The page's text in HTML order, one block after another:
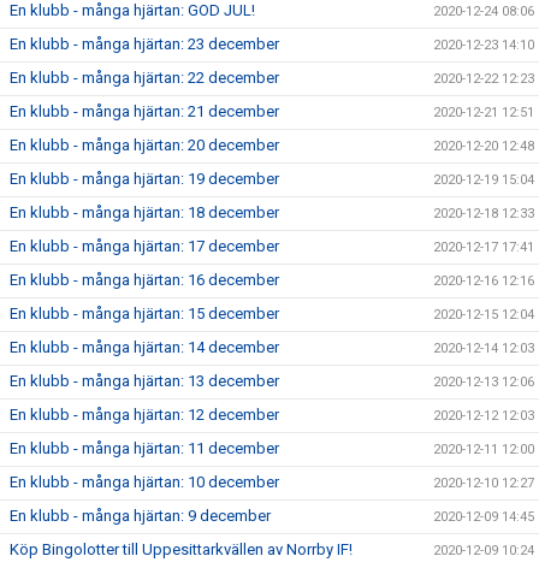
En klubb - många hjärtan: GOD JUL! 2020-12-24 08:06
En klubb - många hjärtan: 23 december 2020-12-23 14:10
En klubb - många hjärtan: 22 december 2020-12-22 12:23
En klubb - många hjärtan: 21 december 2020-12-21 12:51
En klubb - många hjärtan: 20 december 2020-12-20 12:48
En klubb - många hjärtan: 19 december 2020-12-19 15:04
En klubb - många hjärtan: 18 december 2020-12-18 12:33
En klubb - många hjärtan: 17 december 2020-12-17 17:41
En klubb - många hjärtan: 16 december 2020-12-16 12:16
En klubb - många hjärtan: 15 december 2020-12-15 12:04
En klubb - många hjärtan: 14 december 2020-12-14 12:03
En klubb - många hjärtan: 13 december 2020-12-13 12:06
En klubb - många hjärtan: 12 december 2020-12-12 12:03
En klubb - många hjärtan: 11 december 2020-12-11 12:00
En klubb - många hjärtan: 10 december 2020-12-10 12:27
En klubb - många hjärtan: 9 december 2020-12-09 14:45
Köp Bingolotter till Uppesittarkvällen av Norrby IF! 2020-12-09 10:24